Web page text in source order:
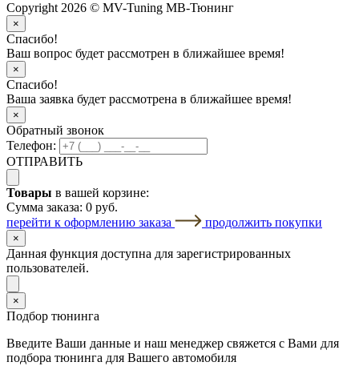
Copyright 2026 © MV-Tuning МВ-Тюнинг
×
Спасибо!
Ваш вопрос будет рассмотрен в ближайшее время!
×
Спасибо!
Ваша заявка будет рассмотрена в ближайшее время!
×
Обратный звонок
Телефон:
ОТПРАВИТЬ
Товары в вашей корзине:
Сумма заказа: 0 руб.
перейти к оформлению заказа
продолжить покупки
×
Данная функция доступна для зарегистрированных
пользователей.
×
Подбор тюнинга
Введите Ваши данные и наш менеджер свяжется с Вами для
подбора тюнинга для Вашего автомобиля